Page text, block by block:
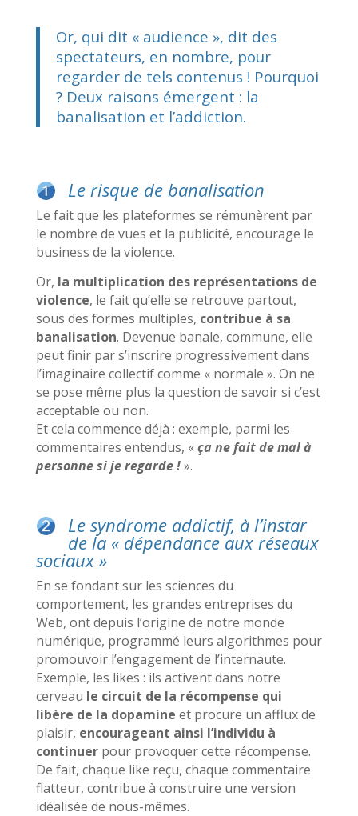
Or, qui dit « audience », dit des
spectateurs, en nombre, pour
regarder de tels contenus ! Pourquoi
? Deux raisons émergent : la
banalisation et l’addiction.
Le risque de banalisation
Le fait que les plateformes se rémunèrent par
le nombre de vues et la publicité, encourage le
business de la violence.
Or, la multiplication des représentations de
violence, le fait qu’elle se retrouve partout,
sous des formes multiples, contribue à sa
banalisation. Devenue banale, commune, elle
peut finir par s’inscrire progressivement dans
l’imaginaire collectif comme « normale ». On ne
se pose même plus la question de savoir si c’est
acceptable ou non.
Et cela commence déjà : exemple, parmi les
commentaires entendus, «ça ne fait de mal à
personne si je regarde !».
Le syndrome addictif, à l’instar
de la « dépendance aux réseaux
sociaux »
En se fondant sur les sciences du
comportement, les grandes entreprises du
Web, ont depuis l’origine de notre monde
numérique, programmé leurs algorithmes pour
promouvoir l’engagement de l’internaute.
Exemple, les likes : ils activent dans notre
cerveau le circuit de la récompense qui
libère de la dopamine et procure un afflux de
plaisir, encourageant ainsi l’individu à
continuerpour provoquer cette récompense.
De fait, chaque like reçu, chaque commentaire
flatteur, contribue à construire une version
idéalisée de nous-mêmes.